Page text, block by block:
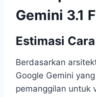
Gemini 3.1
Estimasi
Berdasarkan
Google Gemini
pemanggilan untuk